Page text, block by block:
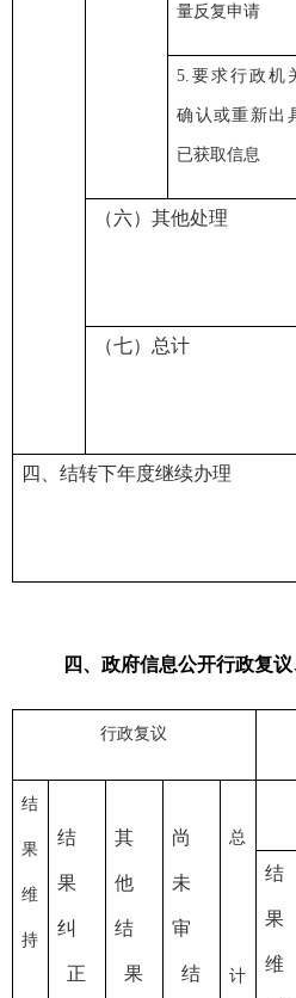
量反复申请
5.要求行政机
确认或重新出
已获取信息
（六）其他处理
（七）总计
四、结转下年度继续办理
四、政府信息公开行政复
行政复议
结
果
维
持
结
果
纠
正
其
他
结
果
尚
未
审
结
总
计
结
果
维